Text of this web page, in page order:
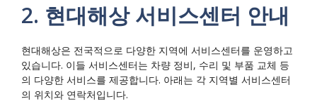
2. 현대해상 서비스센터 안내
현대해상은 전국적으로 다양한 지역에 서비스센터를 운영하고
있습니다. 이들 서비스센터는 차량 정비, 수리 및 부품 교체 등
의 다양한 서비스를 제공합니다. 아래는 각 지역별 서비스센터
의 위치와 연락처입니다.